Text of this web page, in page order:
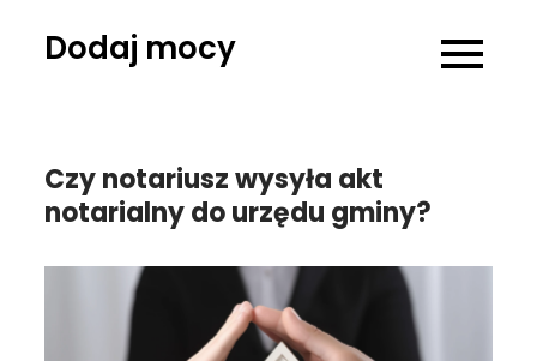
Dodaj mocy
Czy notariusz wysyła akt
notarialny do urzędu gminy?